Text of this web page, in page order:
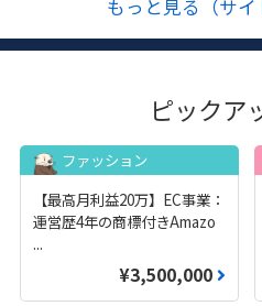
もっと見る（サイ
ピックア
ファッション
【最高月利益20万】EC事業：
運営歴4年の商標付きAmazo
...
¥3,500,000